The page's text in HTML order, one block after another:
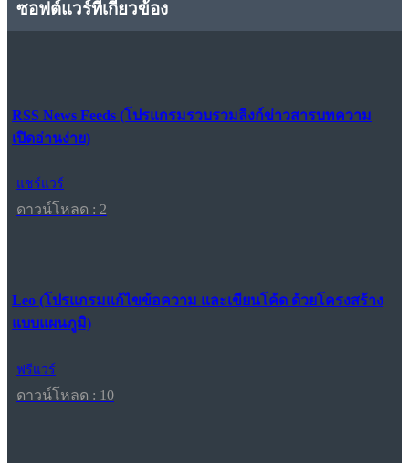
ซอฟต์แวร์ที่เกี่ยวข้อง
RSS News Feeds (โปรแกรมรวบรวมลิงก์ข่าวสารบทความ
เปิดอ่านง่าย)
แชร์แวร์
ดาวน์โหลด : 2
Leo (โปรแกรมแก้ไขข้อความ และเขียนโค้ด ด้วยโครงสร้าง
แบบแผนภูมิ)
ฟรีแวร์
ดาวน์โหลด : 10